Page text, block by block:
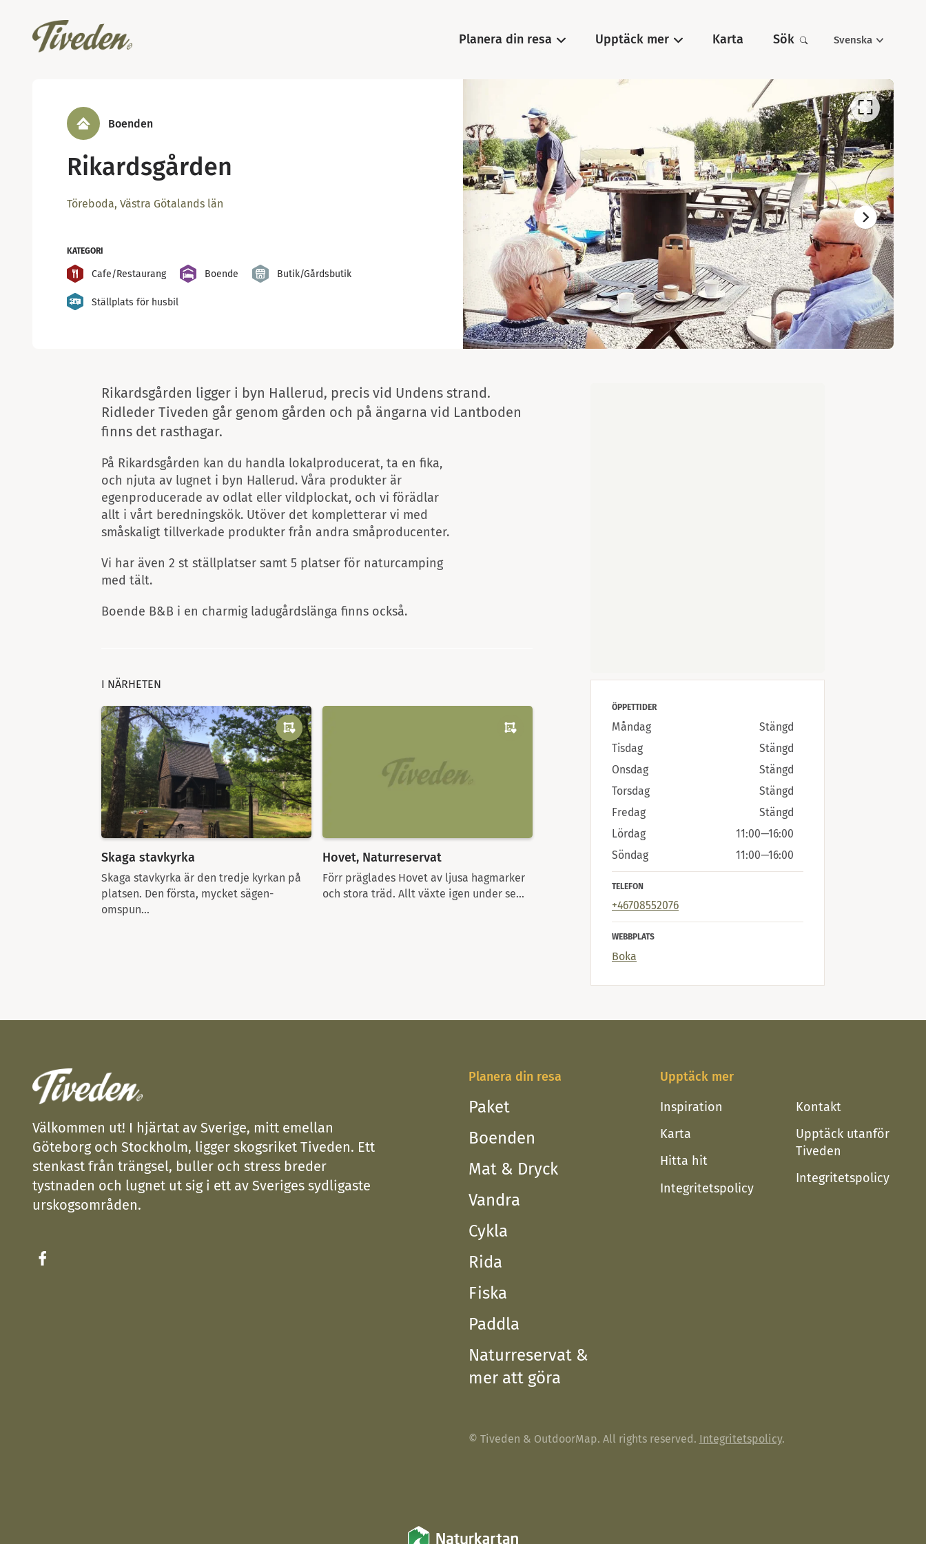
Planera din resa Upptäck mer Karta Sök Svenska
Boenden
Rikardsgården
Töreboda, Västra Götalands län
KATEGORI
Cafe/Restaurang Boende Butik/Gårdsbutik
Ställplats för husbil
Rikardsgården ligger i byn Hallerud, precis vid Undens strand.
Ridleder Tiveden går genom gården och på ängarna vid Lantboden
finns det rasthagar.
På Rikardsgården kan du handla lokalproducerat, ta en fika,
och njuta av lugnet i byn Hallerud. Våra produkter är
egenproducerade av odlat eller vildplockat, och vi förädlar
allt i vårt beredningskök. Utöver det kompletterar vi med
småskaligt tillverkade produkter från andra småproducenter.
Vi har även 2 st ställplatser samt 5 platser för naturcamping
med tält.
Boende B&B i en charmig ladugårdslänga finns också.
I NÄRHETEN
Skaga stavkyrka
Skaga stavkyrka är den tredje kyrkan på
platsen. Den första, mycket sägen-
omspun...
Hovet, Naturreservat
Förr präglades Hovet av ljusa hagmarker
och stora träd. Allt växte igen under se...
ÖPPETTIDER
Måndag
Stängd
Tisdag
Stängd
Onsdag
Stängd
Torsdag
Stängd
Fredag
Stängd
Lördag
11:00—16:00
Söndag
11:00—16:00
TELEFON
+46708552076
WEBBPLATS
Boka
Välkommen ut! I hjärtat av Sverige, mitt emellan
Göteborg och Stockholm, ligger skogsriket Tiveden. Ett
stenkast från trängsel, buller och stress breder
tystnaden och lugnet ut sig i ett av Sveriges sydligaste
urskogsområden.
Planera din resa
Paket
Boenden
Mat & Dryck
Vandra
Cykla
Rida
Fiska
Paddla
Naturreservat &
mer att göra
Upptäck mer
Inspiration
Karta
Hitta hit
Integritetspolicy
Kontakt
Upptäck utanför
Tiveden
Integritetspolicy
© Tiveden & OutdoorMap. All rights reserved. Integritetspolicy.